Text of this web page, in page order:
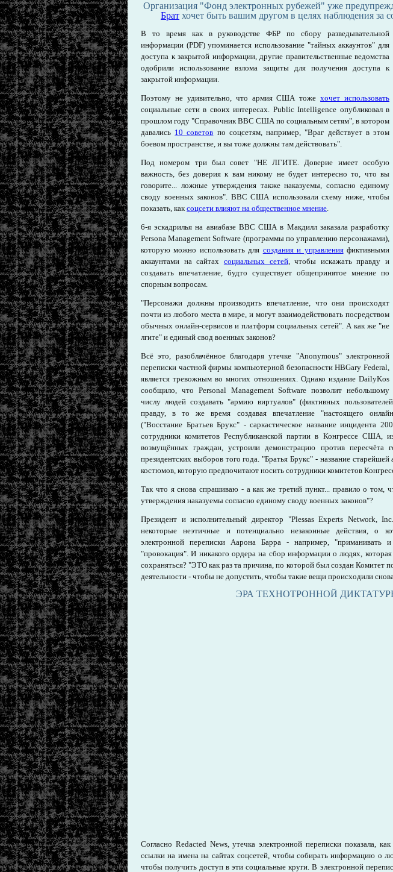
Организация "Фонд электронных рубежей" уже
Брат хочет быть вашим другом в целях наблюдения за
В то время как в руководстве ФБР по сбору разведывательной
информации (PDF) упоминается использование "тайных аккаунтов" для
доступа к закрытой информации, другие правительственные ведомства
одобрили использование взлома защиты для получения доступа к
закрытой информации.
Поэтому не удивительно, что армия США тожехочет использовать
социальные сети в своих интересах. Public Intelligence опубликовал в
прошлом году "Справочник ВВС США по социальным сетям", в котором
давались 10 советов по соцсетям, например, "Враг действует в этом
боевом пространстве, и вы тоже должны там действовать".
Под номером три был совет "НЕ ЛГИТЕ. Доверие имеет особую
важность, без доверия к вам никому не будет интересно то, что вы
говорите... ложные утверждения также наказуемы, согласно единому
своду военных законов". ВВС США использовали схему ниже, чтобы
показать, каксоцсети влияют на общественное мнение.
6-я эскадрилья на авиабазе ВВС США в Макдилл заказала разработку
Persona Management Software (программы по управлению персонажами),
которую можно использовать для создания и управленияфиктивными
аккаунтами на сайтах социальных сетей, чтобы искажать правду и
создавать впечатление, будто существует общепринятое мнение по
спорным вопросам.
"Персонажи должны производить впечатление, что они происходят
почти из любого места в мире, и могут взаимодействовать посредством
обычных онлайн-сервисов и платформ социальных сетей". А как же "не
лгите" и единый свод военных законов?
Всё это, разоблачённое благодаря утечке "Anonymous" электронной
переписки частной фирмы компьютерной безопасности HBGary Federal,
является тревожным во многих отношениях. Однако издание DailyKos
сообщило, что Personal Management Software позволит небольшому
числу людей создавать "армию виртуалов" (фиктивных
правду, в то же время создавая впечатление "настоящего
("Восстание Братьев Брукс" - саркастическое название инцидента
сотрудники комитетов Республиканской партии в Конгрессе США,
возмущённых граждан, устроили демонстрацию против пересчёта
президентских выборов того года. "Братья Брукс" - название
костюмов, которую предпочитают носить сотрудники комитетов
Так что я снова спрашиваю - а как же третий пункт... правило о том,
утверждения наказуемы согласно единому своду военных законов"?
Президент и исполнительный директор "Plessas Experts Network,
некоторые неэтичные и потенциально незаконные действия, о
электронной переписки Аарона Барра - например, "приманивать
"провокация". И никакого ордера на сбор информации о людях, которая
сохраняться? "ЭТО как раз та причина, по которой был создан Комитет
деятельности - чтобы не допустить, чтобы такие вещи происходили
ЭРА ТЕХНОТРОННОЙ
Согласно Redacted News, утечка электронной переписки показала,
ссылки на имена на сайтах соцсетей, чтобы собирать информацию о
чтобы получить доступ в эти социальные круги. В электронной